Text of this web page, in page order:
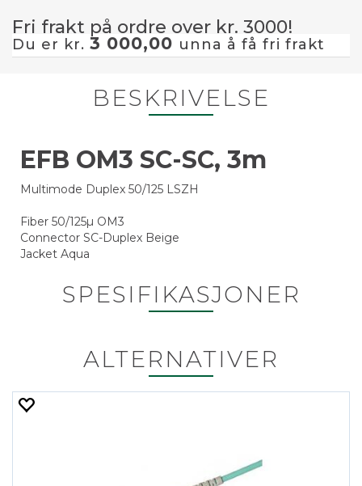
Fri frakt på ordre over kr. 3000!
Du er kr. 3 000,00 unna å få fri frakt
BESKRIVELSE
EFB OM3 SC-SC, 3m
Multimode Duplex 50/125 LSZH
Fiber 50/125µ OM3
Connector SC-Duplex Beige
Jacket Aqua
SPESIFIKASJONER
ALTERNATIVER